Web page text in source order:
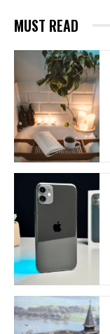
MUST READ